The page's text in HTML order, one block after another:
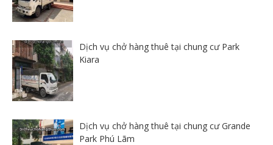
Dịch vụ chở hàng thuê tại chung cư Park
Kiara
Dịch vụ chở hàng thuê tại chung cư Grande
Park Phú Lãm